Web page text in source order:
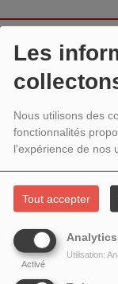
Les
Nous utilisons des
fonctionnalités
l'expérience de nos
Tout accepter
Analytics
Activé
Utilisation:
LE SALON